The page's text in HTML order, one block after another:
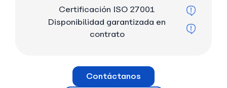
Certificación ISO 27001
Disponibilidad garantizada en
contrato
Contáctanos